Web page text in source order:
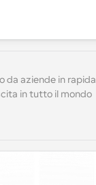
da aziende in rapida
in tutto il mondo